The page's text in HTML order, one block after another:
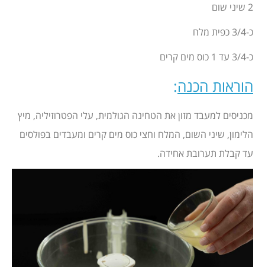
2 שיני שום
כ-3/4 כפית מלח
כ-3/4 עד 1 כוס מים קרים
הוראות הכנה:
מכניסים למעבד מזון את הטחינה הגולמית, עלי הפטרוזיליה, מיץ
הלימון, שיני השום, המלח וחצי כוס מים קרים ומעבדים בפולסים
עד קבלת תערובת אחידה.